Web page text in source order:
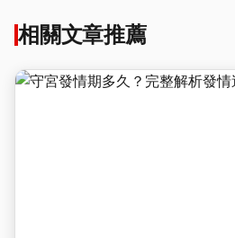
相關文章推薦